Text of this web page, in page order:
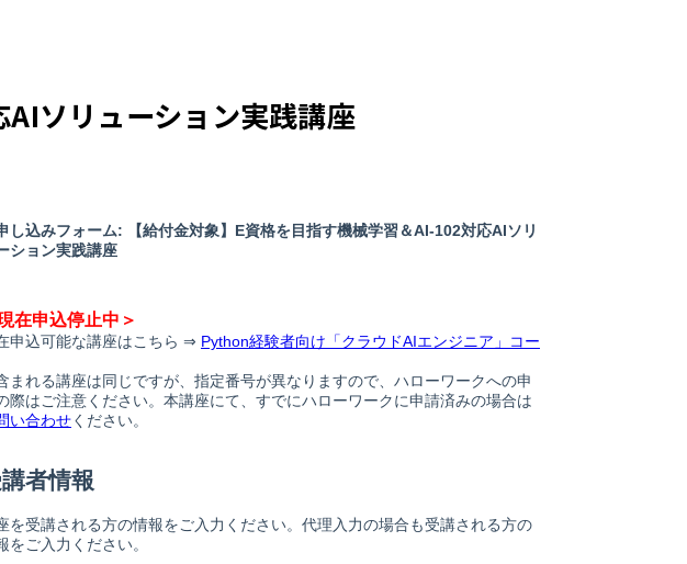
AIソリューション実践講座